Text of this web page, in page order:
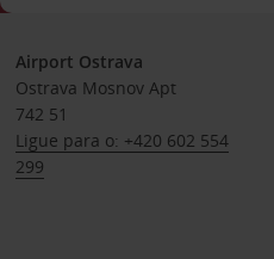
Airport Ostrava
Ostrava Mosnov Apt
742 51
Ligue para o: +420 602 554
299